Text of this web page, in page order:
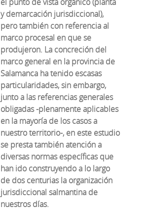
y demarcación jurisdiccional),
pero también con referencia al
marco procesal en que se
produjeron. La concreción del
marco general en la provincia de
Salamanca ha tenido escasas
particularidades, sin embargo,
junto a las referencias generales
obligadas -plenamente aplicables
en la mayoría de los casos a
nuestro territorio-, en este estudio
se presta también atención a
diversas normas específicas que
han ido construyendo a lo largo
de dos centurias la organización
jurisdiccional salmantina de
nuestros días.